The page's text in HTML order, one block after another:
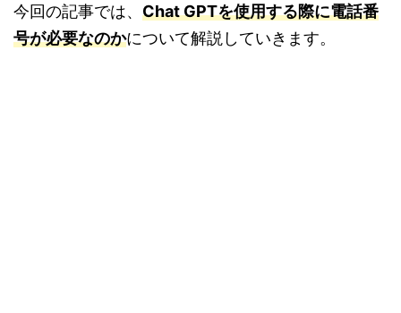
今回の記事では、 Chat GPTを使用する際に電話番
号が必要なのかについて解説していきます。